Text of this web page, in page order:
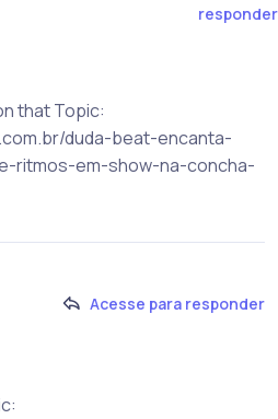
responder
that Topic:
duda-beat-encanta-
ritmos-em-show-na-concha-
Acesse para responder